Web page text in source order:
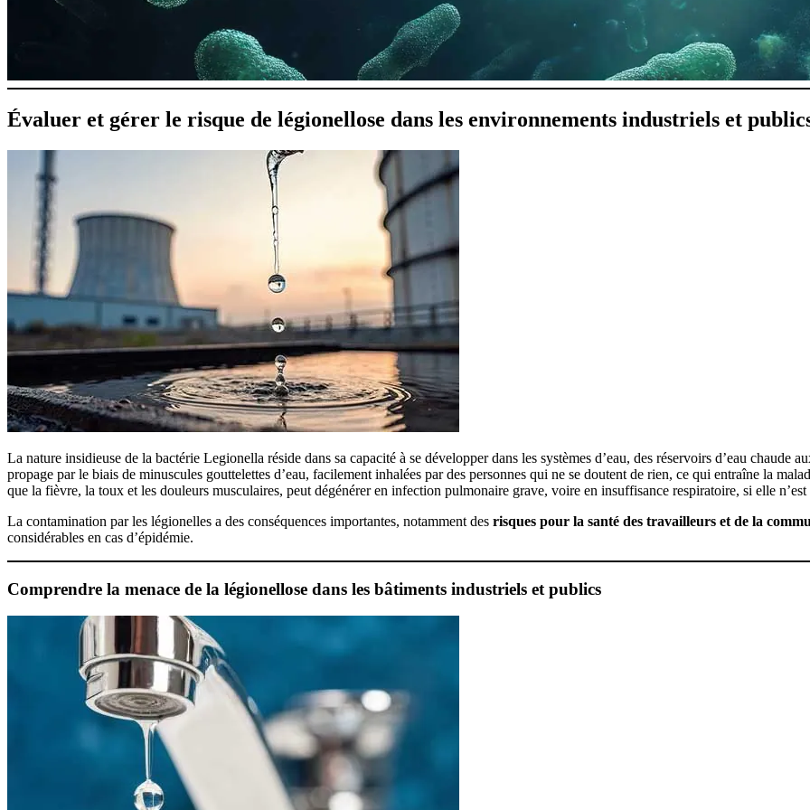
Évaluer et gérer le risque de légionellose dans les environnements industriels et
La nature insidieuse de la bactérie Legionella réside dans sa capacité à se développer dans les systèmes d’eau, des réservoirs d’eau chaude
propage par le biais de minuscules gouttelettes d’eau, facilement inhalées par des personnes qui ne se doutent de rien, ce qui entraîne la
que la fièvre, la toux et les douleurs musculaires, peut dégénérer en infection pulmonaire grave, voire en insuffisance respiratoire, si elle n’est
La contamination par les légionelles a des conséquences importantes, notamment des risques pour la santé des travailleurs et de la
considérables en cas d’épidémie.
Comprendre la menace de la légionellose dans les bâtiments industriels et publics